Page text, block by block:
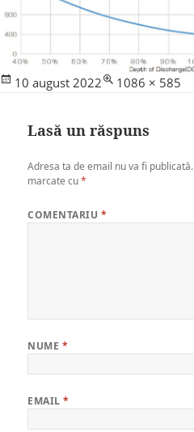
Posted
10 august 2022
Full
1086 × 585
Lasă un răspuns
Adresa ta de email nu va fi publicată.
marcate cu*
COMENTARIU *
NUME *
EMAIL*